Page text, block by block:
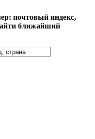
почтовый индекс,
ближайший